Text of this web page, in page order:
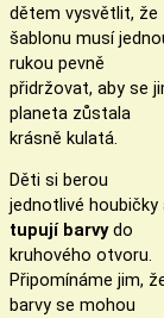
dětem vysvětlit, že
šablonu musí
rukou pevně
přidržovat, aby se
planeta zůstala
krásně kulatá.
Děti si berou
jednotlivé houbičky
tupují barvydo
kruhového otvoru.
Připomínáme jim,
barvy se mohou